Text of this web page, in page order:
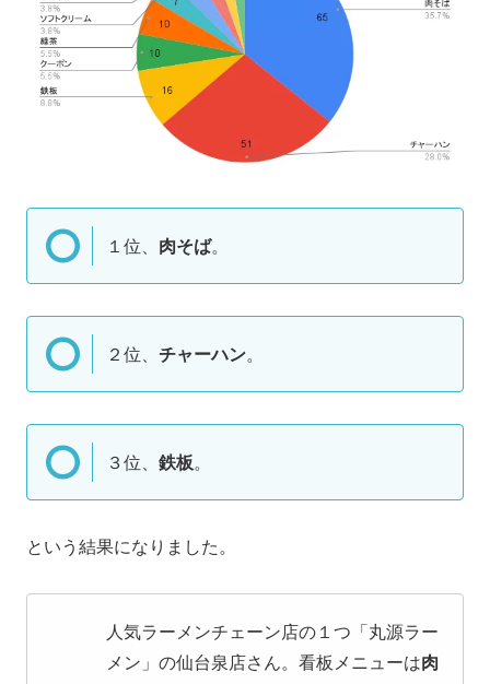
１位、 肉そば。
２位、 チャーハン。
３位、 鉄板。
という結果になりました。
人気ラーメンチェーン店の１つ「丸源ラー
メン」の仙台泉店さん。看板メニューは肉